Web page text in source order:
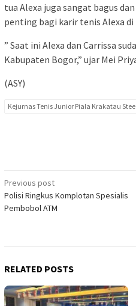
tua Alexa juga sangat bagus
penting bagi karir tenis Alexa di
” Saat ini Alexa dan Carrissa
Kabupaten Bogor,” ujar Mei
(ASY)
Kejurnas Tenis Junior Piala Krakatau
Post
navigation
Previous post
Polisi Ringkus Komplotan Spesialis
Pembobol ATM
RELATED POSTS